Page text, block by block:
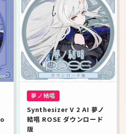
夢ノ結唱
Synthesizer V 2 AI 夢ノ
結唱 ROSE ダウンロード
版